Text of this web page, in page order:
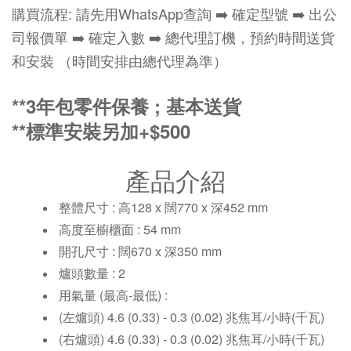
購買流程: 請先用WhatsApp查詢 ➡️ 確定型號 ➡️ 出公
司報價單 ➡️ 確定入數 ➡️ 總代理訂機，預約時間送貨
和安裝 （時間安排由總代理為準）
**3年包零件保養 ; 基本送貨
**標準安裝另加+$500
產品介紹
整體尺寸 : 高128 x 闊770 x 深452 mm
高度至櫥櫃面 : 54 mm
開孔尺寸 : 闊670 x 深350 mm
爐頭數量 : 2
用氣量 (最高-最低) :
(左爐頭) 4.6 (0.33) - 0.3 (0.02) 兆焦耳/小時(千瓦)
(右爐頭) 4.6 (0.33) - 0.3 (0.02) 兆焦耳/小時(千瓦)